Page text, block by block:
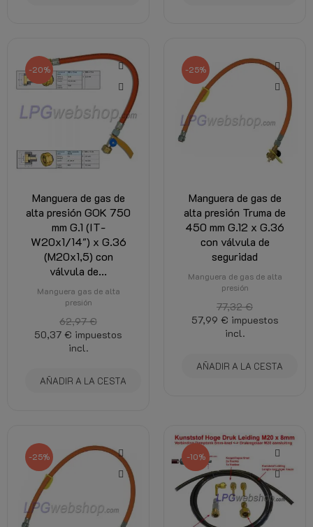
-20%
Manguera de gas de
alta presión GOK 750
mm G.1 (IT-
W20x1/14") x G.36
(M20x1,5) con
válvula de...
Manguera gas de alta
presión
62,97 €
50,37 € impuestos
incl.
AÑADIR A LA CESTA
-25%
Manguera de gas de
alta presión Truma de
450 mm G.12 x G.36
con válvula de
seguridad
Manguera de gas de alta
presión
77,32 €
57,99 € impuestos
incl.
AÑADIR A LA CESTA
-25% -10%